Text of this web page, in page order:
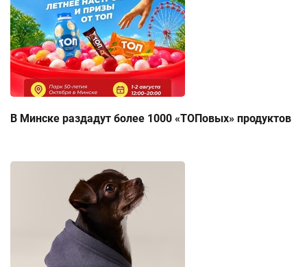
В Минске раздадут более 1000 «ТОПовых» продуктов